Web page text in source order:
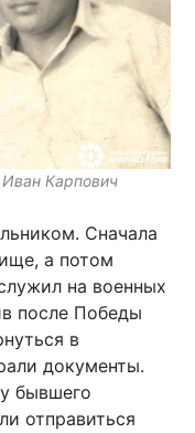
Карпович
Сначала
а потом
на военных
после Победы
в
документы.
бывшего
отправиться